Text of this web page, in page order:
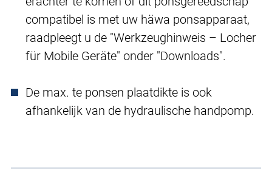
compatibel is met uw häwa ponsapparaat,
raadpleegt u de "Werkzeughinweis – Locher
für Mobile Geräte" onder "Downloads".
De max. te ponsen plaatdikte is ook
afhankelijk van de hydraulische handpomp.